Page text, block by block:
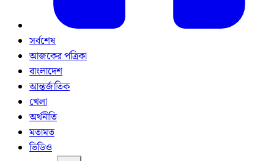
সর্বশেষ
আজকের পত্রিকা
বাংলাদেশ
আন্তর্জাতিক
খেলা
অর্থনীতি
মতামত
ভিডিও